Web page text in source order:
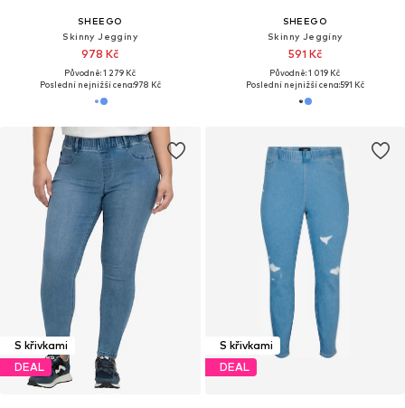
SHEEGO
Skinny Jeggíny
978 Kč
Původně: 1 279 Kč
Poslední nejnižší cena:978 Kč
SHEEGO
Skinny Jeggíny
591 Kč
Původně: 1 019 Kč
Poslední nejnižší cena:591 Kč
S křivkami
DEAL
S křivkami
DEAL